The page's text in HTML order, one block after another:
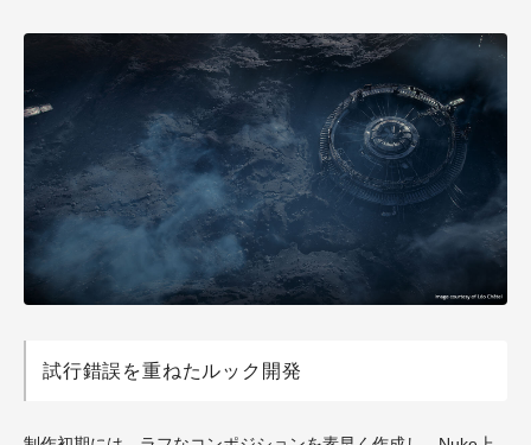
試行錯誤を重ねたルック開発